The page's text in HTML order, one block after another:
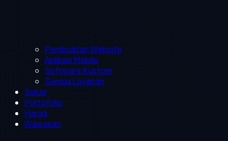
Pembuatan Website
Aplikasi Mobile
Software Kustom
Semua Layanan
Solusi
Portofolio
Harga
Wawasan